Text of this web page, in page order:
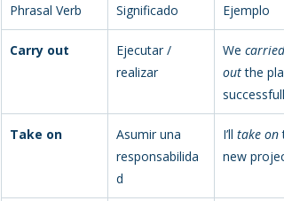
Phrasal Verb Significado Ejemplo
Carry out
Ejecutar /
realizar
We carried
out the
Take on
Asumir una
responsabilida
d
I’ll take on
new